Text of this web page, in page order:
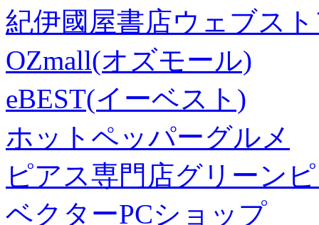
紀伊國屋書店ウェブス
OZmall(オズモール)
eBEST(イーベスト)
ホットペッパーグルメ
ピアス専門店グリーン
ベクターPCショップ